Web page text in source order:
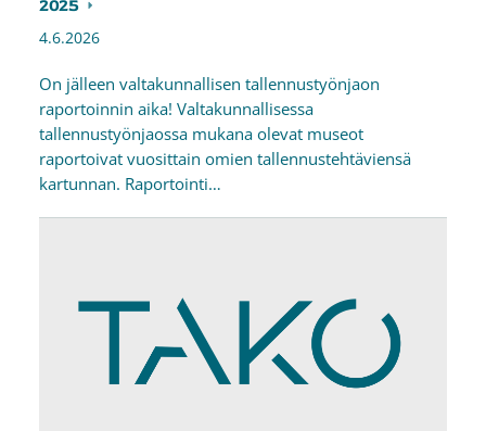
2025
4.6.2026
On jälleen valtakunnallisen tallennustyönjaon
raportoinnin aika! Valtakunnallisessa
tallennustyönjaossa mukana olevat museot
raportoivat vuosittain omien tallennustehtäviensä
kartunnan. Raportointi…